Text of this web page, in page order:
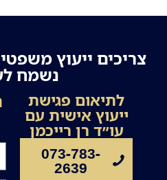
צריכים ייעוץ
נשמח
לתיאום פגישת
ייעוץ אישית עם
עו״ד רן רייכמן
073-783-
2639